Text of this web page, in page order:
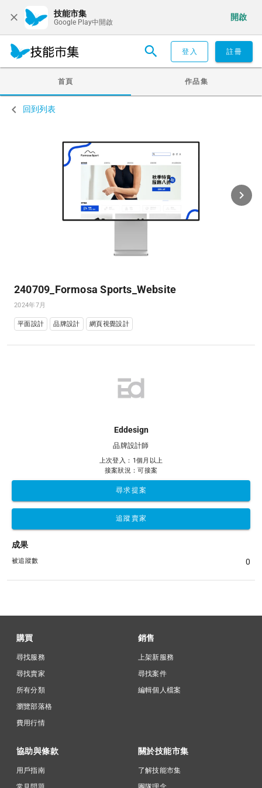
技能市集
Google Play中開啟
開啟
登入 註冊
首頁 作品集
回到列表
240709_Formosa Sports_Website
2024年7月
平面設計 品牌設計 網頁視覺設計
Eddesign
品牌設計師
上次登入：1個月以上
接案狀況：可接案
尋求提案
追蹤賣家
成果
被追蹤數 0
購買
尋找服務
尋找賣家
所有分類
瀏覽部落格
費用行情
銷售
上架新服務
尋找案件
編輯個人檔案
協助與條款
用戶指南
關於技能市集
了解技能市集